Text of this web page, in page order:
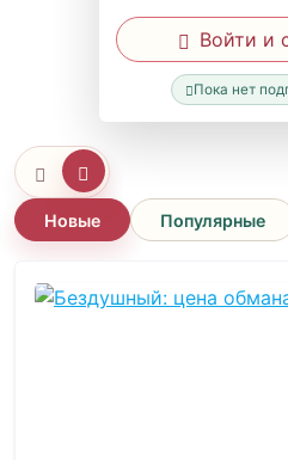
Войти и
Пока нет
Новые Популярные